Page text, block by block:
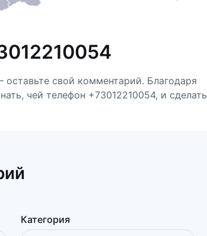
свой комментарий. Благодаря
чей телефон +73012210054, и сделать
Категория